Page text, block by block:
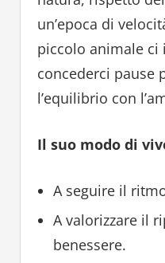
un’epoca di
piccolo animale ci
concederci pause
l’equilibrio con
Il suo modo di
A seguire il
A valorizzare il
benessere.